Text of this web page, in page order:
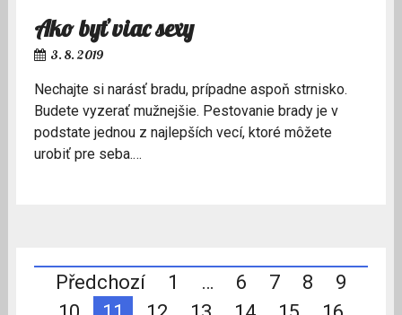
Ako byť viac sexy
3. 8. 2019
Nechajte si narásť bradu, prípadne aspoň strnisko.
Budete vyzerať mužnejšie. Pestovanie brady je v
podstate jednou z najlepších vecí, ktoré môžete
urobiť pre seba.…
Stránkování
Předchozí 1 … 6 7 8
9